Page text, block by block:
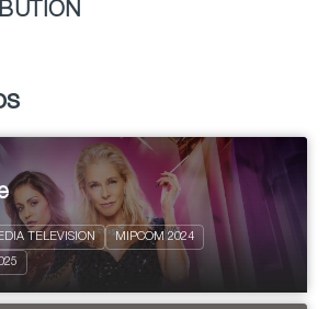
TELEVISION MIPCOM 2024